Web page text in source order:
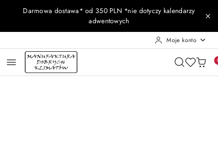
Przejdź do treści głównej
Przejdź do wyszukiwarki
Przejdź do moje konto
Przejdź do menu głównego
Przejdź do opisu produktu
Przejdź do stopki
Darmowa dostawa* od 350 PLN *nie dotyczy kalendarzy
adwentowych
Moje konto